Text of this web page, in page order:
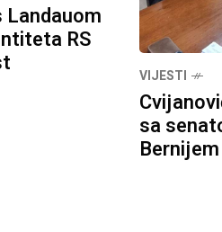
RS
VIJESTI
sa